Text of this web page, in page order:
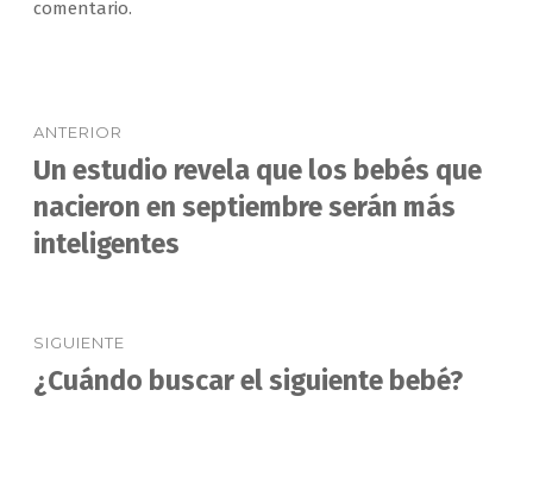
comentario.
de
entradas
ANTERIOR
Entrada
anterior:
Un estudio revela que los bebés que
nacieron en septiembre serán más
inteligentes
SIGUIENTE
Entrada
¿Cuándo buscar el siguiente bebé?